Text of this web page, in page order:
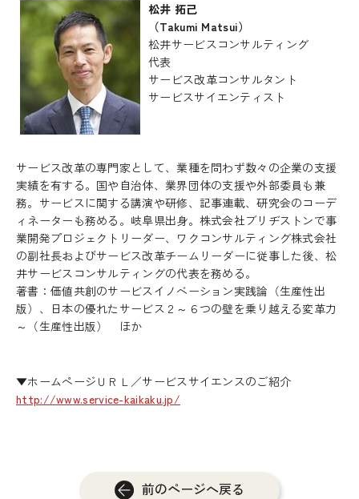
松井 拓己
（Takumi Matsui）
松井サービスコンサルティング
代表
サービス改革コンサルタント
サービスサイエンティスト
サービス改革の専門家として、業種を問わず数々の企業の支援
実績を有する。国や自治体、業界団体の支援や外部委員も兼
務。サービスに関する講演や研修、記事連載、研究会のコーデ
ィネーターも務める。岐阜県出身。株式会社ブリヂストンで事
業開発プロジェクトリーダー、ワクコンサルティング株式会社
の副社長およびサービス改革チームリーダーに従事した後、松
井サービスコンサルティングの代表を務める。
著書：価値共創のサービスイノベーション実践論（生産性出
版）、日本の優れたサービス２～６つの壁を乗り越える変革力
～（生産性出版） ほか
▼ホームページＵＲＬ／サービスサイエンスのご紹介
http://www.service-kaikaku.jp/
前のページへ戻る